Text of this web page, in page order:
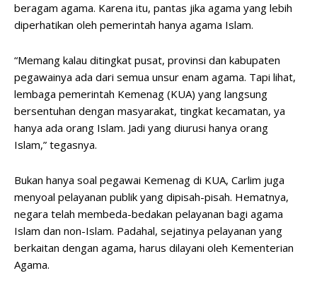
beragam agama. Karena itu, pantas jika agama yang lebih
diperhatikan oleh pemerintah hanya agama Islam.
“Memang kalau ditingkat pusat, provinsi dan kabupaten
pegawainya ada dari semua unsur enam agama. Tapi lihat,
lembaga pemerintah Kemenag (KUA) yang langsung
bersentuhan dengan masyarakat, tingkat kecamatan, ya
hanya ada orang Islam. Jadi yang diurusi hanya orang
Islam,” tegasnya.
Bukan hanya soal pegawai Kemenag di KUA, Carlim juga
menyoal pelayanan publik yang dipisah-pisah. Hematnya,
negara telah membeda-bedakan pelayanan bagi agama
Islam dan non-Islam. Padahal, sejatinya pelayanan yang
berkaitan dengan agama, harus dilayani oleh Kementerian
Agama.